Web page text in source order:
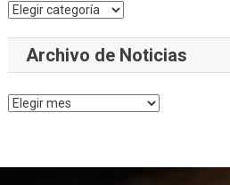
Categorías
Archivo de Noticias
Archivo